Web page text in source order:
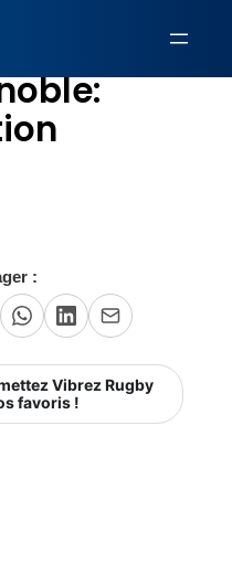
:
Vibrez Rugby
favoris !